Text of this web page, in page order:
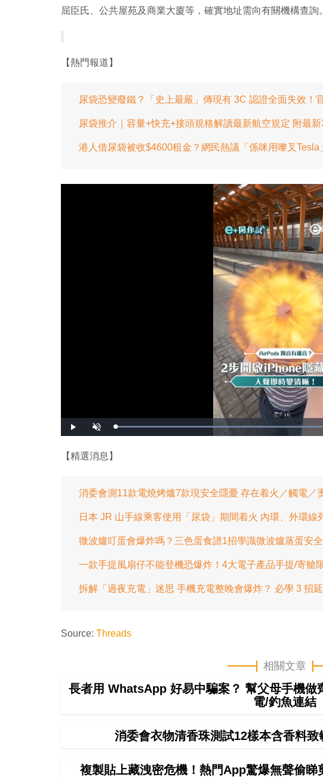
屈臣氏、公共屋苑及商業大廈等，確實地址需向有關機構查詢。
【熱門報道】
尿袋恐變廢鐵？「史上最嚴」傳現有 3C 認證全面失效！
尿袋推介｜容量+快充+接頭規格解讀最新航空規定 附最
港人借尿袋被收$4600租金？網民熱議「係咪用嚟叉
播
放
開
啟
載
%
【精選消息】
消委會測11款電燒烤爐7款現安全隱憂 存在着火／觸電／
日本 JR 山手線乘客使用「尿袋」期間着火 內環、外環線
微波爐叮蛋會爆炸嗎？三色蛋食譜1招學識微波爐蒸蛋安
一款手提風扇仔不能登機恐爆炸！4大電子產品手提/寄艙
拆解「過夜充電」迷思 手機充電整晚會爆炸？ 必學 3 招
Source: Threads
相關文章
長者用 WhatsApp 好易中騙案？ 幫父母手機做
電/釣魚連結
消委會衣物清香珠測試12樣本含香料
複製貼上藏洩密危機！熱門App驚爆無聲偷